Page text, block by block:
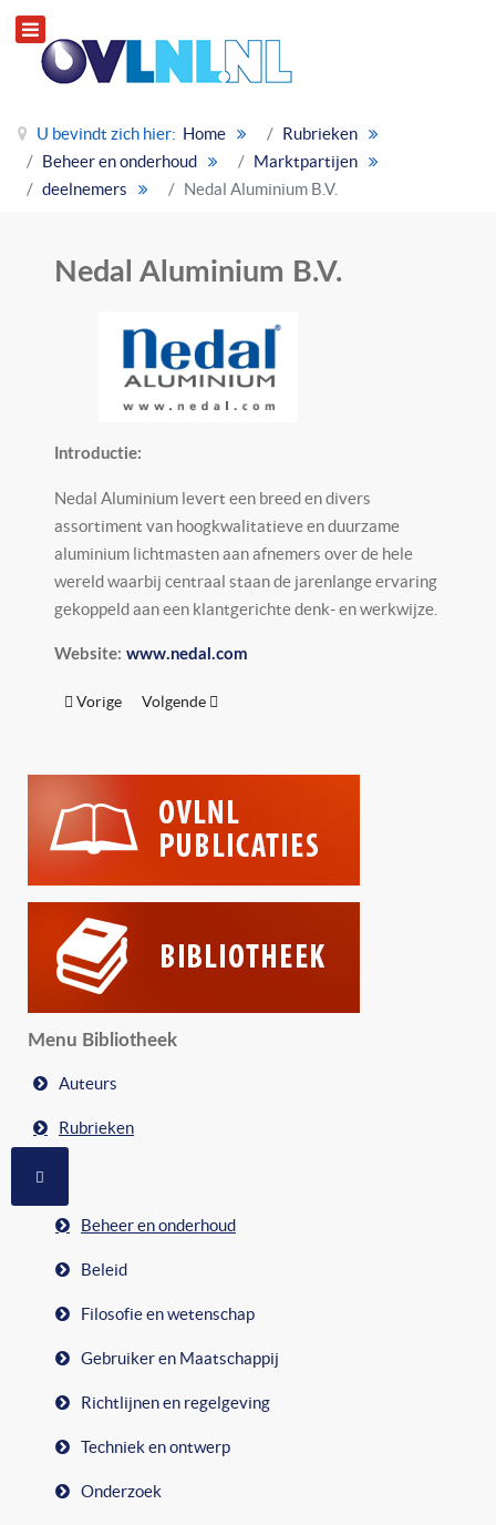
U bevindt zich hier: Home
Rubrieken
Beheer en onderhoud
Marktpartijen
deelnemers
Nedal Aluminium B.V.
Nedal Aluminium B.V.
Introductie:
Nedal Aluminium levert een breed en divers
assortiment van hoogkwalitatieve en duurzame
aluminium lichtmasten aan afnemers over de hele
wereld waarbij centraal staan de jarenlange ervaring
gekoppeld aan een klantgerichte denk- en werkwijze.
Website: www.nedal.com
Vorig artikel: Montad Elektrotechnisch Adviesbureau BV
Vorige Volgende artikel: Nedelko
Volgende
Menu Bibliotheek
Auteurs
Rubrieken
Beheer en onderhoud
Beleid
Filosofie en wetenschap
Gebruiker en Maatschappij
Richtlijnen en regelgeving
Techniek en ontwerp
Onderzoek